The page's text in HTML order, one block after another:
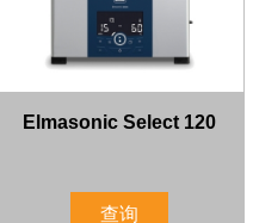
Elmasonic Select 120
查询